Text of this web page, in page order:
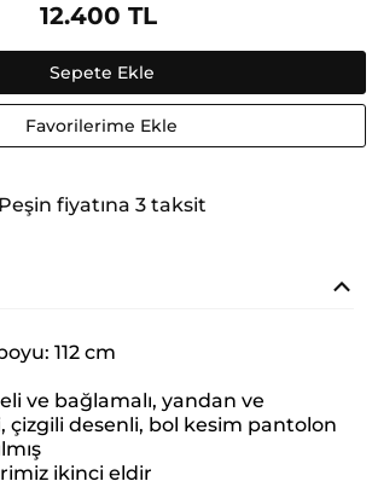
12.400 TL
Sepete Ekle
Favorilerime Ekle
Peşin fiyatına 3 taksit
112 cm
ve bağlamalı, yandan ve
çizgili desenli, bol kesim pantolon
ikinci eldir